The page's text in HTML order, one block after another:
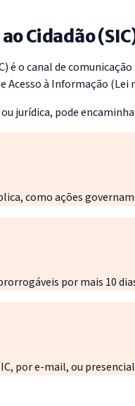
Cidadão
é o canal de
à Informação (Lei
jurídica, pode
como ações
por mais 10
por e-mail, ou